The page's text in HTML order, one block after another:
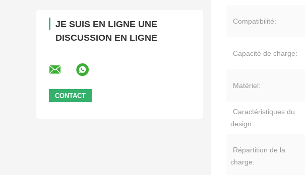
JE SUIS EN LIGNE UNE
DISCUSSION EN LIGNE
Compatibilité:
Capacité de charge:
Matériel:
Caractéristiques du
design:
Répartition de la
charge: